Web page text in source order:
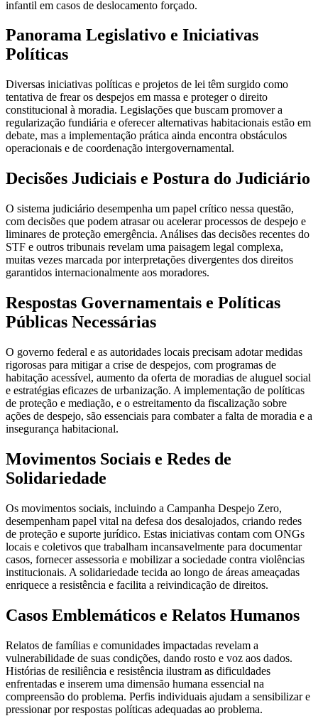
infantil em casos de deslocamento forçado.
Panorama Legislativo e Iniciativas
Políticas
Diversas iniciativas políticas e projetos de lei têm surgido como
tentativa de frear os despejos em massa e proteger o direito
constitucional à moradia. Legislações que buscam promover a
regularização fundiária e oferecer alternativas habitacionais estão em
debate, mas a implementação prática ainda encontra obstáculos
operacionais e de coordenação intergovernamental.
Decisões Judiciais e Postura do Judiciário
O sistema judiciário desempenha um papel crítico nessa questão,
com decisões que podem atrasar ou acelerar processos de despejo e
liminares de proteção emergência. Análises das decisões recentes do
STF e outros tribunais revelam uma paisagem legal complexa,
muitas vezes marcada por interpretações divergentes dos direitos
garantidos internacionalmente aos moradores.
Respostas Governamentais e Políticas
Públicas Necessárias
O governo federal e as autoridades locais precisam adotar medidas
rigorosas para mitigar a crise de despejos, com programas de
habitação acessível, aumento da oferta de moradias de aluguel social
e estratégias eficazes de urbanização. A implementação de políticas
de proteção e mediação, e o estreitamento da fiscalização sobre
ações de despejo, são essenciais para combater a falta de moradia e a
insegurança habitacional.
Movimentos Sociais e Redes de
Solidariedade
Os movimentos sociais, incluindo a Campanha Despejo Zero,
desempenham papel vital na defesa dos desalojados, criando redes
de proteção e suporte jurídico. Estas iniciativas contam com ONGs
locais e coletivos que trabalham incansavelmente para documentar
casos, fornecer assessoria e mobilizar a sociedade contra violências
institucionais. A solidariedade tecida ao longo de áreas ameaçadas
enriquece a resistência e facilita a reivindicação de direitos.
Casos Emblemáticos e Relatos Humanos
Relatos de famílias e comunidades impactadas revelam a
vulnerabilidade de suas condições, dando rosto e voz aos dados.
Histórias de resiliência e resistência ilustram as dificuldades
enfrentadas e inserem uma dimensão humana essencial na
compreensão do problema. Perfis individuais ajudam a sensibilizar e
pressionar por respostas políticas adequadas ao problema.